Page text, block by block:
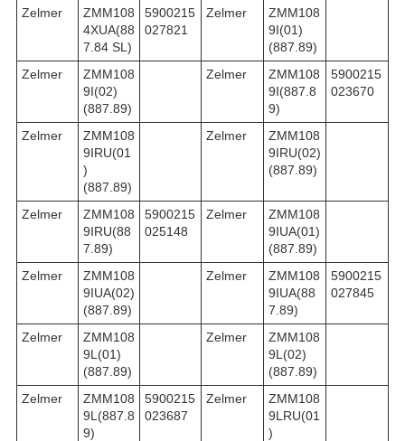
Zelmer
ZMM108
4XUA(88
7.84 SL)
5900215
027821
Zelmer
ZMM108
9I(01)
(887.89)
Zelmer
ZMM108
9I(02)
(887.89)
Zelmer
ZMM108
9I(887.8
9)
5900215
023670
Zelmer
ZMM108
9IRU(01
)
(887.89)
Zelmer
ZMM108
9IRU(02)
(887.89)
Zelmer
ZMM108
9IRU(88
7.89)
5900215
025148
Zelmer
ZMM108
9IUA(01)
(887.89)
Zelmer
ZMM108
9IUA(02)
(887.89)
Zelmer
ZMM108
9IUA(88
7.89)
5900215
027845
Zelmer
ZMM108
9L(01)
(887.89)
Zelmer
ZMM108
9L(02)
(887.89)
Zelmer
ZMM108
9L(887.8
9)
5900215
023687
Zelmer
ZMM108
9LRU(01
)